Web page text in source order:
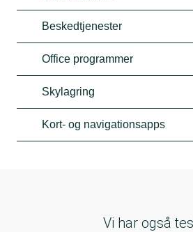
Beskedtjenester
Office programmer
Skylagring
Kort- og navigationsapps
Vi har også